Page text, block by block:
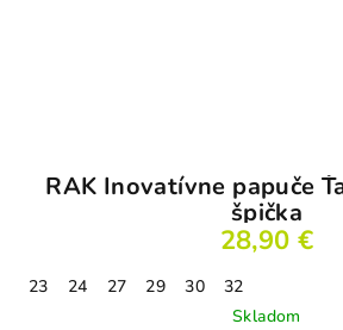
RAK Inovatívne papuče
špička
28,90 €
23 24 27 29 30
32
Skladom